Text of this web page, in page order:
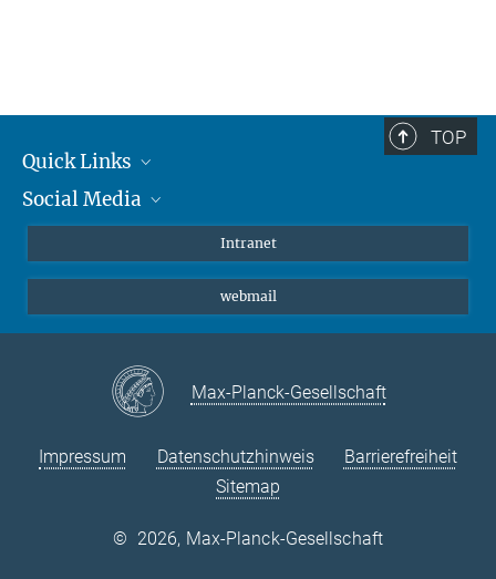
TOP
Quick Links
Student*innen/Wissenschaftler*innen
Social Media
Bluesky
YouTube
Intranet
webmail
Max-Planck-Gesellschaft
Impressum Datenschutzhinweis
Barrierefreiheit
Sitemap
© 2026, Max-Planck-Gesellschaft